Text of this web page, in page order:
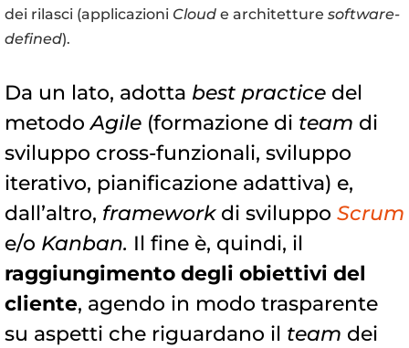
dei rilasci (applicazioni Cloud e architetture software-
defined).
Da un lato, adotta best practice del
metodoAgile (formazione di team di
sviluppo cross-funzionali, sviluppo
iterativo, pianificazione adattiva) e,
dall’altro, framework di sviluppo Scrum
e/o Kanban. Il fine è, quindi, il
raggiungimento degli obiettivi del
cliente, agendo in modo trasparente
su aspetti che riguardano il team dei